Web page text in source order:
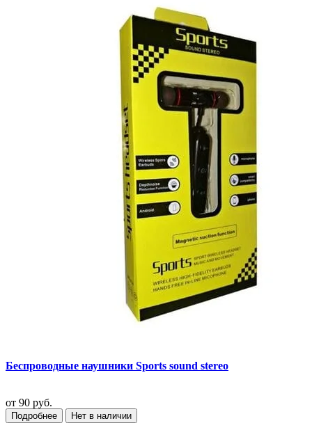
Беспроводные наушники Sports sound stereo
от 90 руб.
Подробнее Нет в наличии